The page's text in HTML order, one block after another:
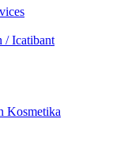
/ Icatibant
Kosmetika